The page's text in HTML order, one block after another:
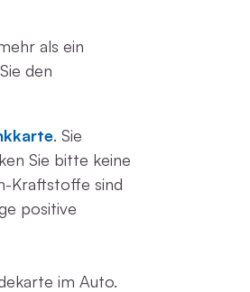
als ein
den
. Sie
Sie bitte keine
Kraftstoffe sind
positive
im Auto.